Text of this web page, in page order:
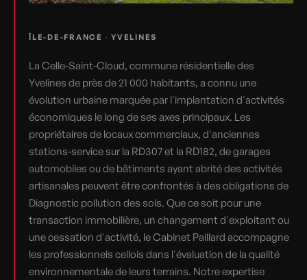
ÎLE-DE-FRANCE ·YVELINES
La Celle-Saint-Cloud, commune résidentielle des
Yvelines de près de 21 000 habitants, a connu une
évolution urbaine marquée par l'implantation d'activités
économiques le long de ses axes principaux. Les
propriétaires de locaux commerciaux, d'anciennes
stations-service sur la RD307 et la RD182, de garages
automobiles ou de bâtiments ayant abrité des activités
artisanales peuvent être confrontés à des obligations de
Diagnostic pollution des sols. Que ce soit pour une
transaction immobilière, un changement d'exploitant ou
une cessation d'activité, le Cabinet Paillard accompagne
les professionnels cellois dans l'évaluation de la qualité
environnementale de leurs terrains. Notre expertise